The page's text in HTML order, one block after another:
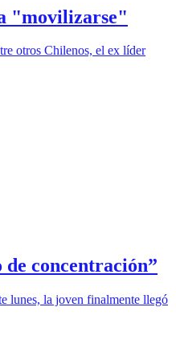
"movilizarse"
otros Chilenos, el ex líder
concentración”
lunes, la joven finalmente llegó